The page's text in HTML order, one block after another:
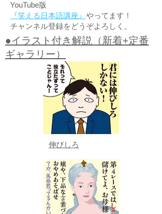
YouTube版
『笑える日本語講座』 やってます！
チャンネル登録をどうぞよろしく。
●イラスト付き解説（新着+定番
ギャラリー）
伸びしろ